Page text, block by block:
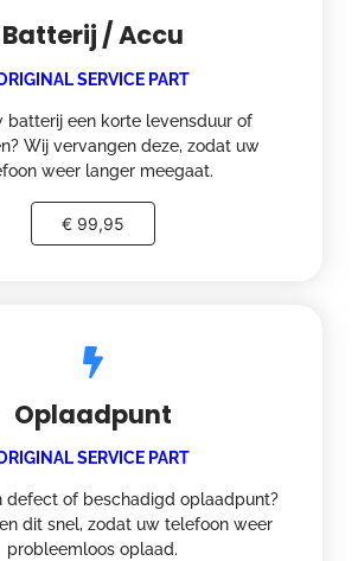
Batterij / Accu
SERVICE PART
batterij een korte levensduur of
Wij vervangen deze, zodat uw
weer langer meegaat.
€ 99,95
Oplaadpunt
SERVICE PART
defect of beschadigd oplaadpunt?
dit snel, zodat uw telefoon weer
probleemloos oplaad.